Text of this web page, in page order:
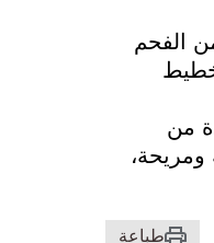
يتطلب سابقاً حرق نحو 80 ألف طن من الفحم
من
ومريحة،
طباعة